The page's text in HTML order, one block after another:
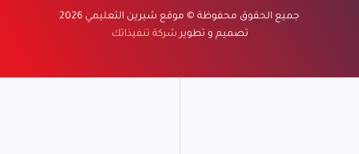
جميع الحقوق محفوظة © موقع شيرين التعليمي
تصميم و تطويرشركة تنفيذاتك